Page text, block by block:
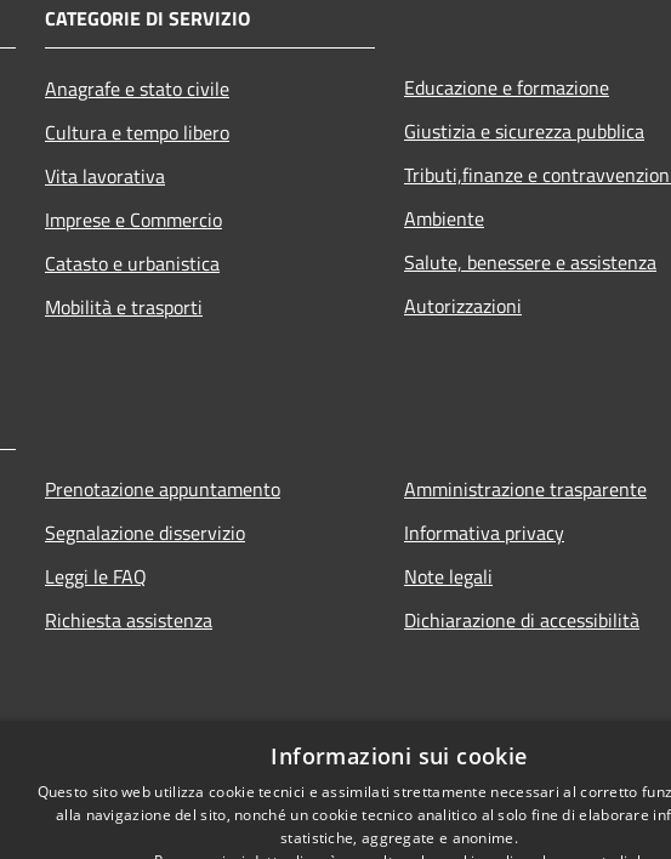
CATEGORIE DI SERVIZIO
Anagrafe e stato civile
Cultura e tempo libero
Vita lavorativa
Imprese e Commercio
Catasto e urbanistica
Mobilità e trasporti
Educazione e formazione
Giustizia e sicurezza pubblica
Tributi,finanze e
Ambiente
Salute, benessere e assistenza
Autorizzazioni
Prenotazione appuntamento
Segnalazione disservizio
Leggi le FAQ
Richiesta assistenza
Amministrazione trasparente
Informativa privacy
Note legali
Dichiarazione di accessibilità
Informazioni sui cookie
Questo sito web utilizza cookie tecnici e assimilati strettamente necessari al corretto
alla navigazione del sito, nonché un cookie tecnico analitico al solo fine di elaborare
statistiche, aggregate e anonime.